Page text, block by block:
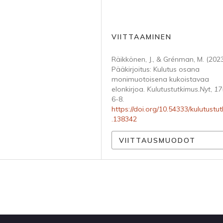
VIITTAAMINEN
Räikkönen, J., & Grénman, M.
Pääkirjoitus: Kulutus osana
monimuotoisena kukoistavaa
elonkirjoa. Kulutustutkimus.Nyt, 17
6-8.
https://doi.org/10.54333/
.138342
VIITTAUSMUODOT